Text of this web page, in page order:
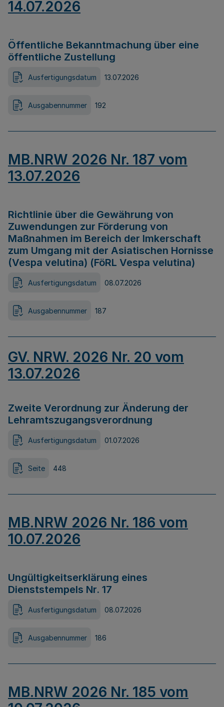
14.07.2026
Öffentliche Bekanntmachung über eine
öffentliche Zustellung
Ausfertigungsdatum 13.07.2026
Ausgabennummer 192
MB.NRW 2026 Nr. 187 vom
13.07.2026
Richtlinie über die Gewährung von
Zuwendungen zur Förderung von
Maßnahmen im Bereich der Imkerschaft
zum Umgang mit der Asiatischen Hornisse
(Vespa velutina) (FöRL Vespa velutina)
Ausfertigungsdatum 08.07.2026
Ausgabennummer 187
GV. NRW. 2026 Nr. 20 vom
13.07.2026
Zweite Verordnung zur Änderung der
Lehramtszugangsverordnung
Ausfertigungsdatum 01.07.2026
Seite 448
MB.NRW 2026 Nr. 186 vom
10.07.2026
Ungültigkeitserklärung eines
Dienststempels Nr. 17
Ausfertigungsdatum 08.07.2026
Ausgabennummer 186
MB.NRW 2026 Nr. 185 vom